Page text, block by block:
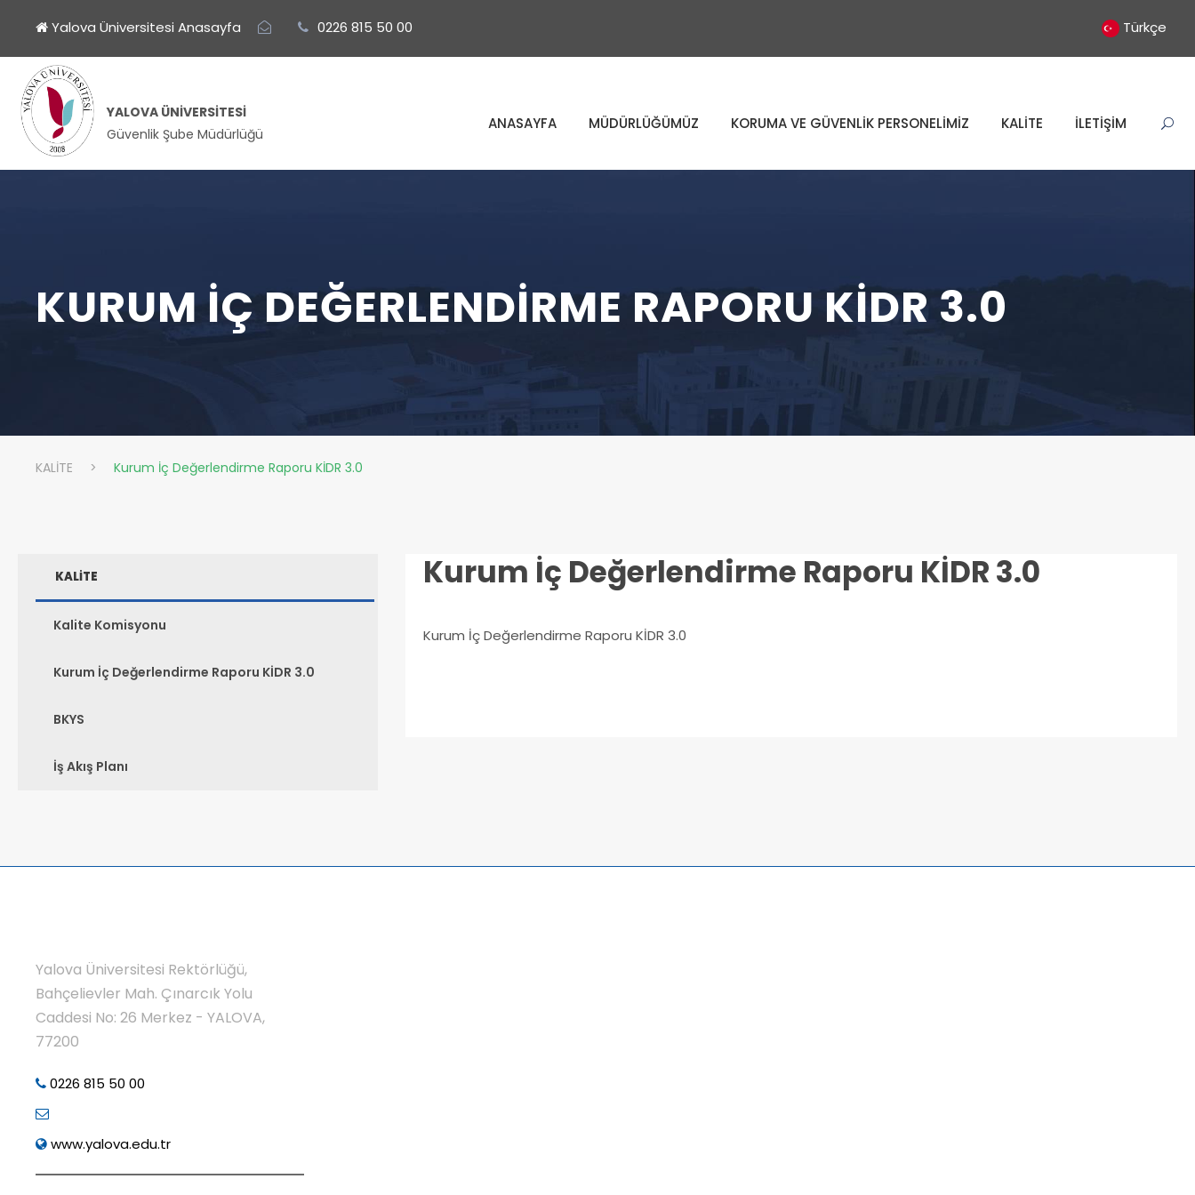
Yalova Üniversitesi Anasayfa 0226 815 50 00 Türkçe
YALOVA ÜNIVERSITESI
Güvenlik Şube Müdürlüğü
ANASAYFA MÜDÜRLÜĞÜMÜZ KORUMA VE GÜVENLİK PERSONELİMİZ KALİTE İLETİŞİM
KURUM İÇ DEĞERLENDIRME RAPORU KİDR 3.0
KALİTE > Kurum İç Değerlendirme Raporu KİDR 3.0
Kurum İç Değerlendirme Raporu KİDR 3.0
Kurum İç Değerlendirme Raporu KİDR 3.0
KALİTE
Kalite Komisyonu
Kurum İç Değerlendirme Raporu KİDR 3.0
BKYS
İş Akış Planı
Yalova Üniversitesi Rektörlüğü,
Bahçelievler Mah. Çınarcık Yolu
Caddesi No: 26 Merkez - YALOVA,
77200
0226 815 50 00
www.yalova.edu.tr